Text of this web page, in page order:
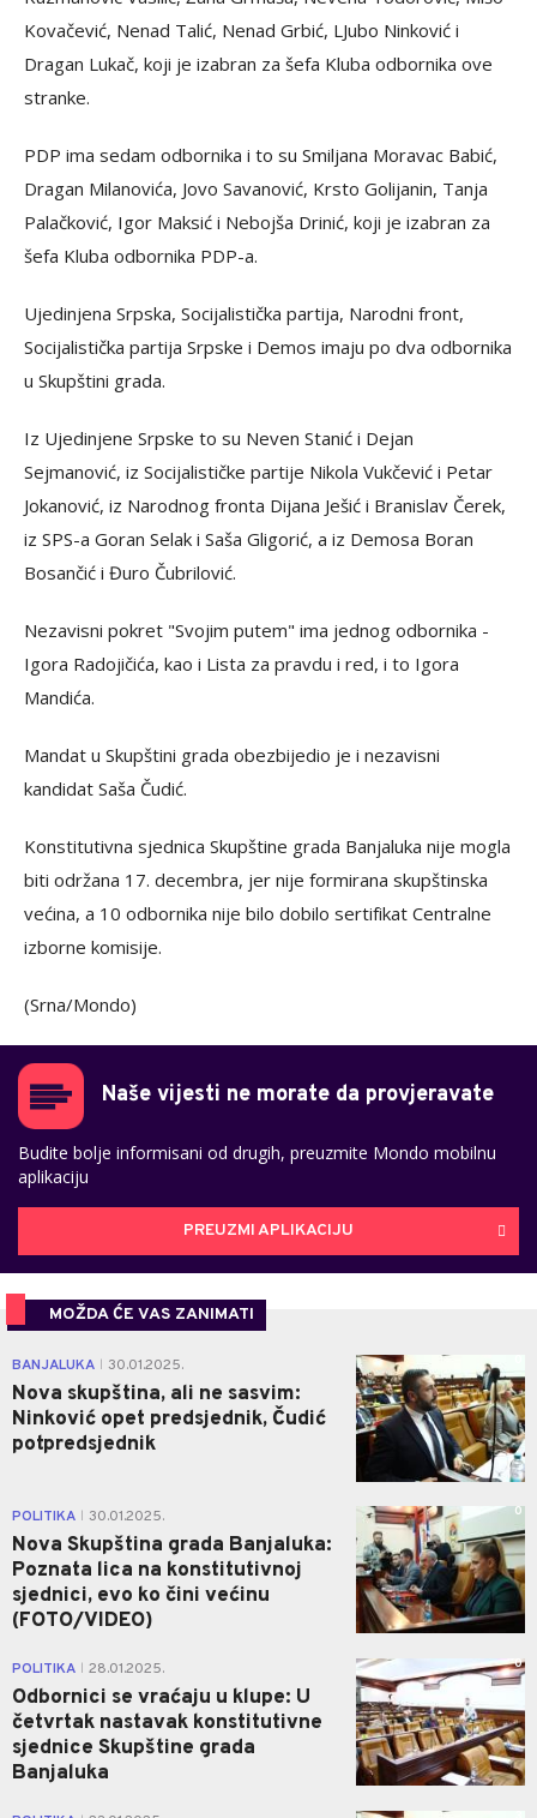
Kovačević, Nenad Talić, Nenad Grbić, LJubo Ninković i
Dragan Lukač, koji je izabran za šefa Kluba odbornika ove
stranke.
PDP ima sedam odbornika i to su Smiljana Moravac Babić,
Dragan Milanovića, Jovo Savanović, Krsto Golijanin, Tanja
Palačković, Igor Maksić i Nebojša Drinić, koji je izabran za
šefa Kluba odbornika PDP-a.
Ujedinjena Srpska, Socijalistička partija, Narodni front,
Socijalistička partija Srpske i Demos imaju po dva odbornika
u Skupštini grada.
Iz Ujedinjene Srpske to su Neven Stanić i Dejan
Sejmanović, iz Socijalističke partije Nikola Vukčević i Petar
Jokanović, iz Narodnog fronta Dijana Ješić i Branislav Čerek,
iz SPS-a Goran Selak i Saša Gligorić, a iz Demosa Boran
Bosančić i Đuro Čubrilović.
Nezavisni pokret "Svojim putem" ima jednog odbornika -
Igora Radojičića, kao i Lista za pravdu i red, i to Igora
Mandića.
Mandat u Skupštini grada obezbijedio je i nezavisni
kandidat Saša Čudić.
Konstitutivna sjednica Skupštine grada Banjaluka nije mogla
biti održana 17. decembra, jer nije formirana skupštinska
većina, a 10 odbornika nije bilo dobilo sertifikat Centralne
izborne komisije.
(Srna/Mondo)
Naše vijesti ne morate da provjeravate
Budite bolje informisani od drugih, preuzmite Mondo mobilnu
aplikaciju
PREUZMI APLIKACIJU
MOŽDA ĆE VAS ZANIMATI
BANJALUKA 30.01.2025.
Nova skupština, ali ne sasvim:
Ninković opet predsjednik, Čudić
potpredsjednik
POLITIKA 30.01.2025.
Nova Skupština grada Banjaluka:
Poznata lica na konstitutivnoj
sjednici, evo ko čini većinu
(FOTO/VIDEO)
0
POLITIKA 28.01.2025.
Odbornici se vraćaju u klupe: U
četvrtak nastavak konstitutivne
sjednice Skupštine grada
Banjaluka
0